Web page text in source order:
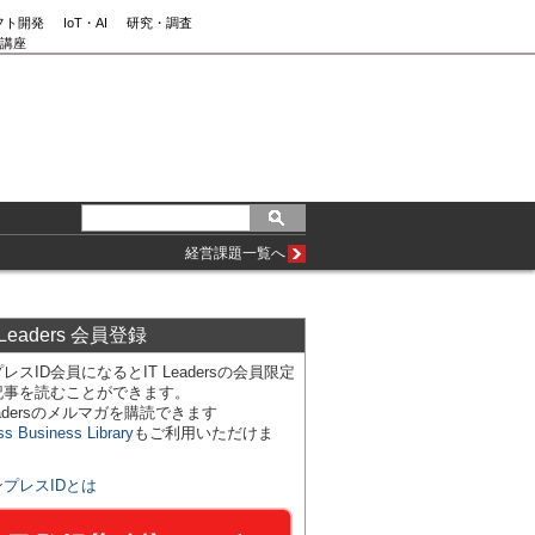
ト開発 IoT・AI
研究・調査
座
経営課題一覧へ
会員登録
スID会員になるとIT Leadersの会員限定
を読むことができます。
のメルマガを購読できます
Business Libraryもご利用いただけま
プレスIDとは